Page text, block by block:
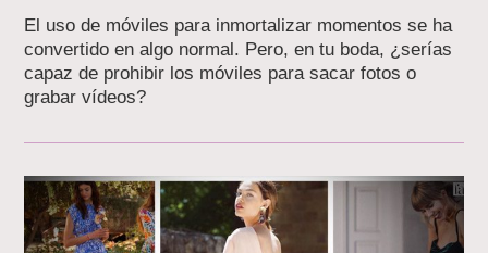
El uso de móviles para inmortalizar momentos se ha
convertido en algo normal. Pero, en tu boda, ¿serías
capaz de prohibir los móviles para sacar fotos o
grabar vídeos?